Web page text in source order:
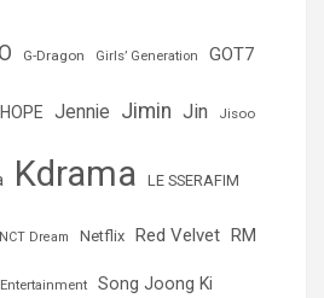
G-Dragon Girls’ Generation GOT7
Jennie Jimin Jin Jisoo
Kdrama LE SSERAFIM
NCT Dream Netflix Red Velvet RM
Song Joong Ki